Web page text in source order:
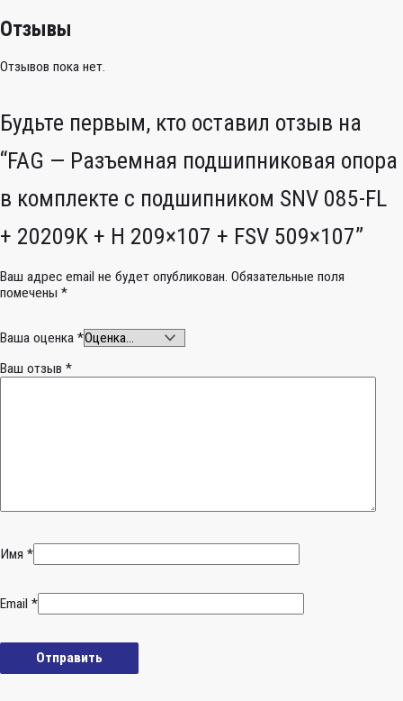
Отзывы
Отзывов пока нет.
Будьте первым, кто оставил отзыв на
“FAG — Разъемная подшипниковая опора
в комплекте с подшипником SNV 085-FL
+ 20209K + H 209×107 + FSV 509×107”
Ваш адрес email не будет опубликован. Обязательные поля
помечены *
Ваша оценка *
Ваш отзыв *
Имя *
Email *